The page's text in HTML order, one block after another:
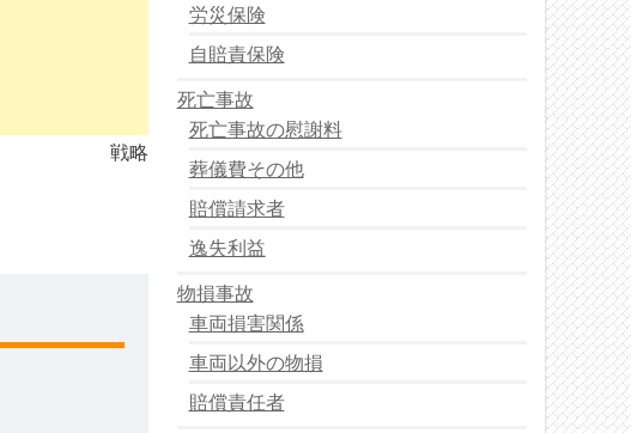
戦略
労災保険
自賠責保険
死亡事故
死亡事故の慰謝料
葬儀費その他
賠償請求者
逸失利益
物損事故
車両損害関係
車両以外の物損
賠償責任者